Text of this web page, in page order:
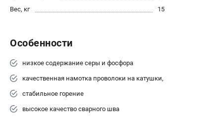
ПОЛЕЗНЫЕ СТАТЬИ
Как выбрать мотопомпу?
Как выбрать компрессор?
Как правильно выбрать генератор?
Как выбрать сварочный аппарат?
СВАРОЧНЫЕ АППАРАТЫ
Вес, кг
15
Особенности
низкое содержание серы и фосфора
качественная намотка проволоки на катушки,
стабильное горение
высокое качество сварного шва